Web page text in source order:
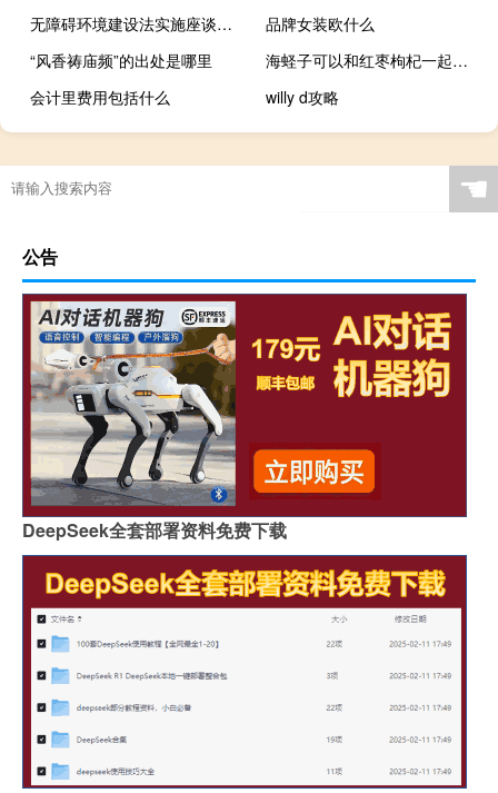
无障碍环境建设法实施座谈会在京召开
品牌女装欧什么
“风香祷庙频”的出处是哪里
海蛏子可以和红枣枸杞一起炖吗
会计里费用包括什么
willy d攻略
☚
公告
DeepSeek全套部署资料免费下载